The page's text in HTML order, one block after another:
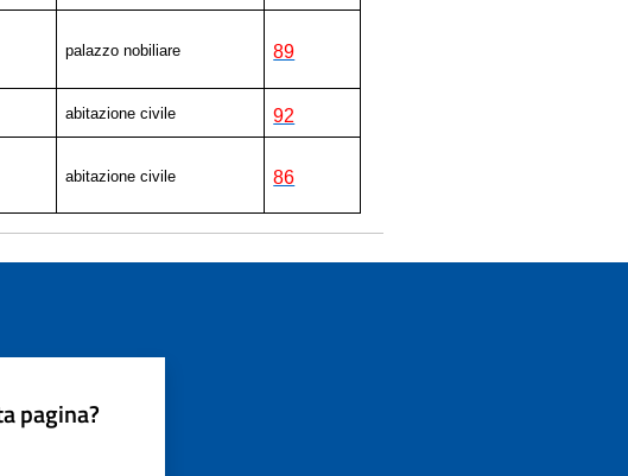
palazzo nobiliare 89
abitazione civile 92
abitazione civile 86
pagina?